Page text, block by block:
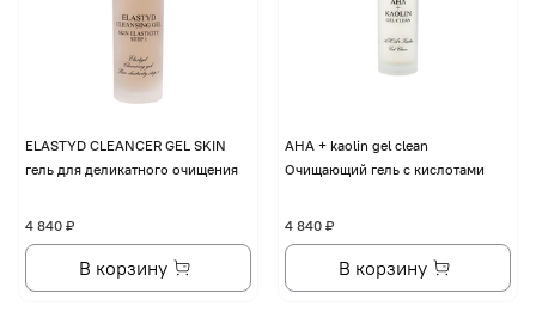
ELASTYD CLEANCER GEL SKIN
гель для деликатного очищения
4 840 ₽
В корзину
AHA + kaolin gel clean
Очищающий гель с кислотами
4 840 ₽
В корзину